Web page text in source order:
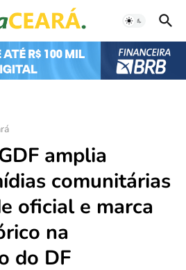
amplia
comunitárias
oficial e marca
na
do DF